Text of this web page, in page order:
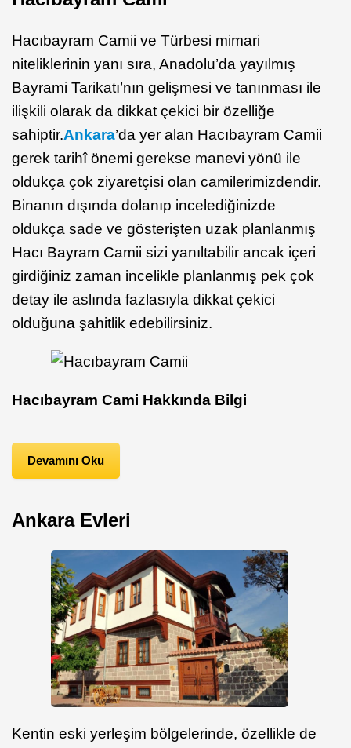
Hacıbayram Camii ve Türbesi mimari
niteliklerinin yanı sıra, Anadolu’da yayılmış
Bayrami Tarikatı’nın gelişmesi ve tanınması ile
ilişkili olarak da dikkat çekici bir özelliğe
sahiptir.Ankara’da yer alan Hacıbayram Camii
gerek tarihî önemi gerekse manevi yönü ile
oldukça çok ziyaretçisi olan camilerimizdendir.
Binanın dışında dolanıp incelediğinizde
oldukça sade ve gösterişten uzak planlanmış
Hacı Bayram Camii sizi yanıltabilir ancak içeri
girdiğiniz zaman incelikle planlanmış pek çok
detay ile aslında fazlasıyla dikkat çekici
olduğuna şahitlik edebilirsiniz.
Hacıbayram Cami Hakkında Bilgi
Devamını Oku
Ankara Evleri
Kentin eski yerleşim bölgelerinde, özellikle de